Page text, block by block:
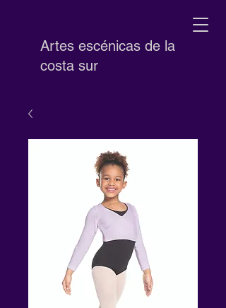
Artes escénicas de la
costa sur